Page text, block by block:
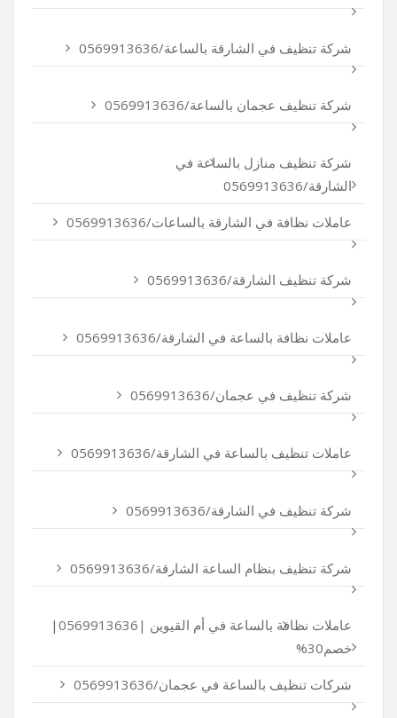
شركة تنظيف في الشارقة بالساعة/0569913636
شركة تنظيف عجمان بالساعة/0569913636
شركة تنظيف منازل بالساعة في
الشارقة/0569913636
عاملات نظافة في الشارقة بالساعات/0569913636
شركة تنظيف الشارقة/0569913636
عاملات نظافة بالساعة في الشارقة/0569913636
شركة تنظيف في عجمان/0569913636
عاملات تنظيف بالساعة في الشارقة/0569913636
شركة تنظيف في الشارقة/0569913636
شركة تنظيف بنظام الساعة الشارقة/0569913636
عاملات نظافة بالساعة في أم القيوين |0569913636|
خصم30%
شركات تنظيف بالساعة في عجمان/0569913636